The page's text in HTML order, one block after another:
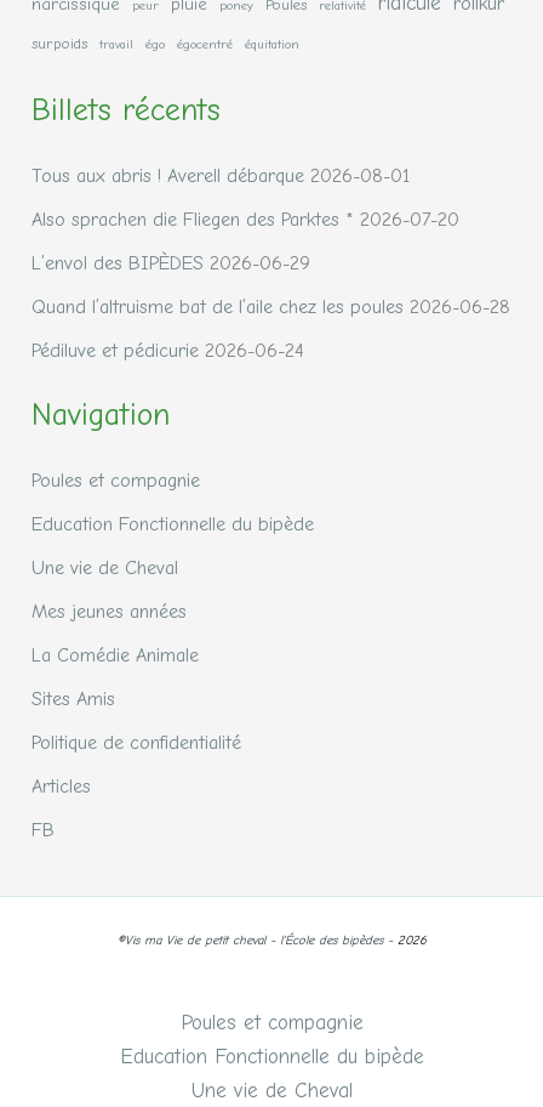
peur poney Poules relativité
surpoids travail égo égocentré équitation
Billets récents
Tous aux abris ! Averell débarque 2026-08-01
Also sprachen die Fliegen des Parktes * 2026-07-20
L’envol des BIPÈDES 2026-06-29
Quand l’altruisme bat de l’aile chez les poules 2026-06-28
Pédiluve et pédicurie 2026-06-24
Navigation
Poules et compagnie
Education Fonctionnelle du bipède
Une vie de Cheval
Mes jeunes années
La Comédie Animale
Sites Amis
Politique de confidentialité
Articles
FB
©Vis ma Vie de petit cheval - l'École des bipèdes - 2026
Poules et compagnie
Education Fonctionnelle du bipède
Une vie de Cheval